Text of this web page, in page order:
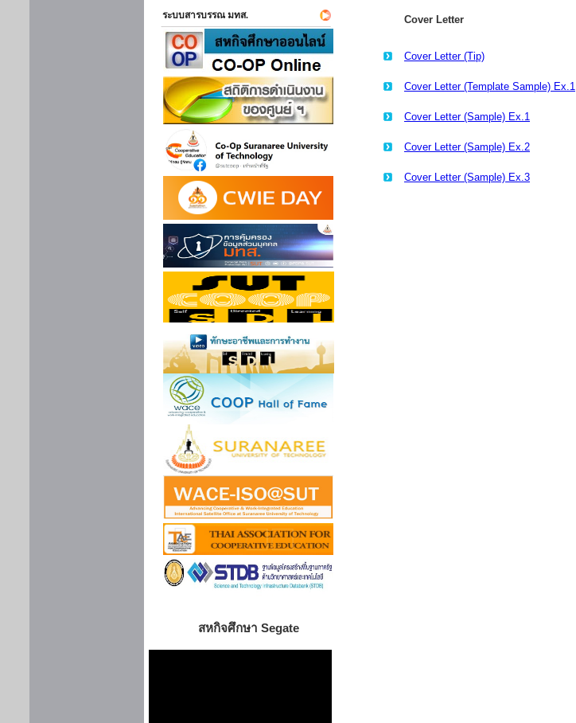
ระบบสารบรรณ มทส.
สหกิจศึกษา Segate
Cover Letter
Cover Letter (Tip)
Cover Letter (Template Sample) Ex.1
Cover Letter (Sample) Ex.1
Cover Letter (Sample) Ex.2
Cover Letter (Sample) Ex.3